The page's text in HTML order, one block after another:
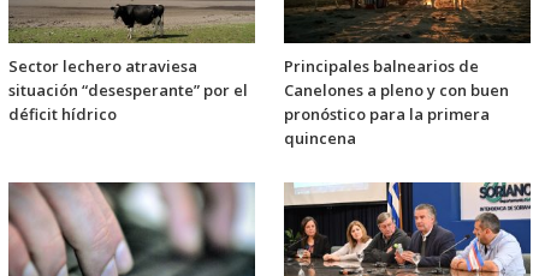
Sector lechero atraviesa
situación “desesperante” por el
déficit hídrico
Principales balnearios de
Canelones a pleno y con buen
pronóstico para la primera
quincena